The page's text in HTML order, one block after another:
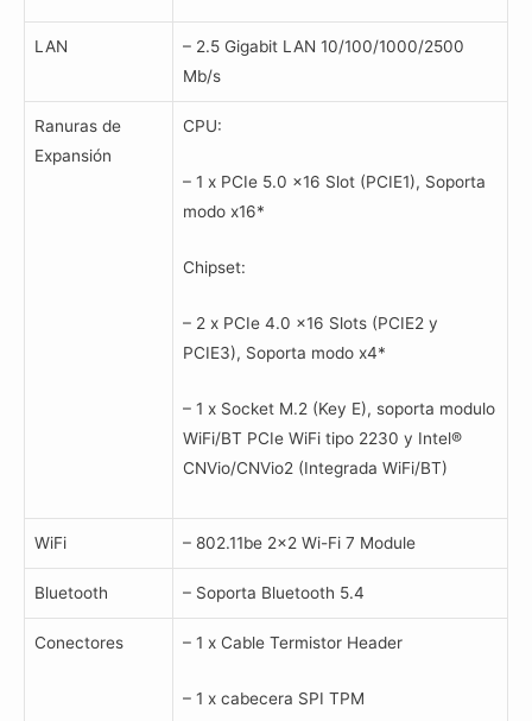
LAN
– 2.5 Gigabit LAN 10/100/1000/2500
Mb/s
Ranuras de
Expansión
CPU:
– 1 x PCIe 5.0 x16 Slot (PCIE1), Soporta
modo x16*
Chipset:
– 2 x PCIe 4.0 x16 Slots (PCIE2 y
PCIE3), Soporta modo x4*
– 1 x Socket M.2 (Key E), soporta modulo
WiFi/BT PCIe WiFi tipo 2230 y Intel®
CNVio/CNVio2 (Integrada WiFi/BT)
WiFi – 802.11be 2×2 Wi-Fi 7 Module
Bluetooth – Soporta Bluetooth 5.4
Conectores – 1 x Cable Termistor Header
– 1 x cabecera SPI TPM